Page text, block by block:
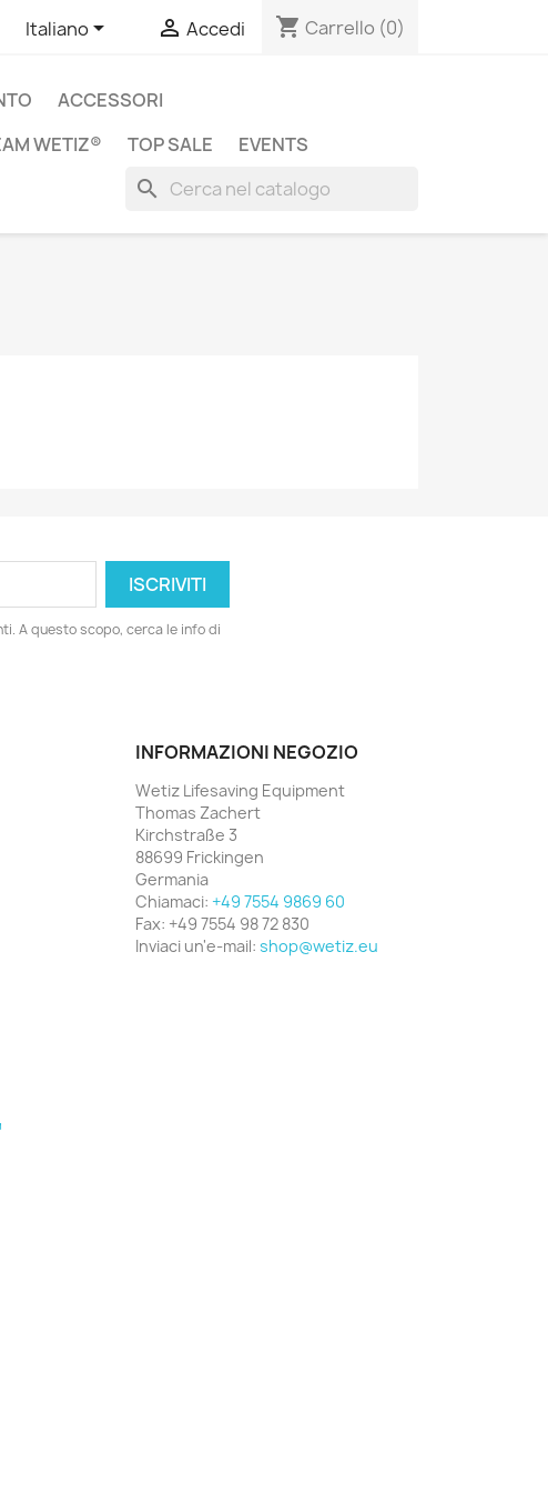
Italiano  Accedi shopping_cart Carrello (0)
ACCESSORI
WETIZ® TOP SALE EVENTS
search
A questo scopo, cerca le info di
INFORMAZIONI NEGOZIO
Wetiz Lifesaving Equipment
Thomas Zachert
Kirchstraße 3
88699 Frickingen
Germania
Chiamaci: +49 7554 9869 60
Fax: +49 7554 98 72 830
Inviaci un'e-mail: shop@wetiz.eu